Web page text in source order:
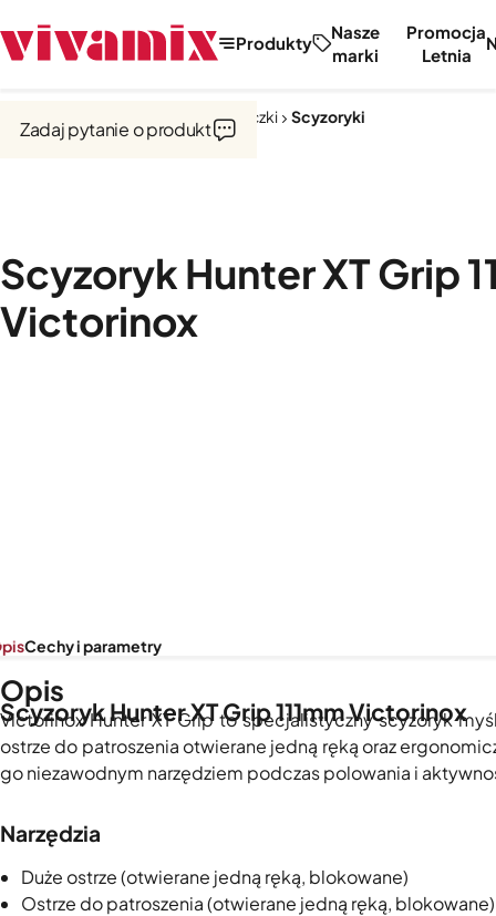
Produkty
Nasze
marki
Promocja
Letnia
Noże, tarki, obieraczki Scyzoryki
Scyzoryk Hunter XT Grip
Victorinox
Zadaj pytanie o produkt
Scyzoryk Hunter XT Grip 111mm Victorinox
Cechy i parametry
Opis
Victorinox Hunter XT Grip to specjalistyczny scyzoryk
ostrze do patroszenia otwierane jedną ręką oraz
go niezawodnym narzędziem podczas polowania i
Narzędzia
Duże ostrze (otwierane jedną ręką, blokowane)
Ostrze do patroszenia (otwierane jedną ręką, blokowane)